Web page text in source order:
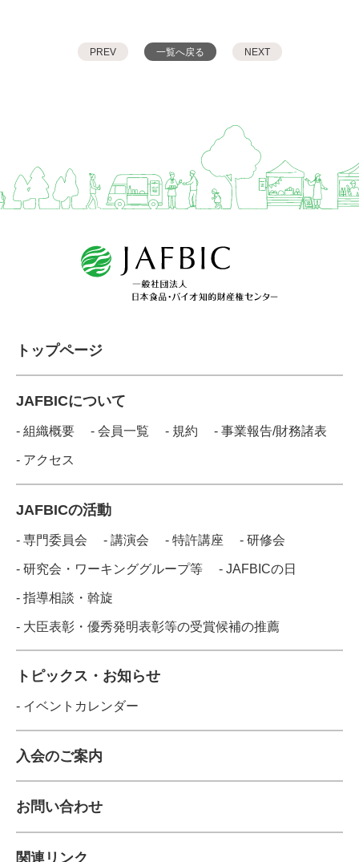
PREV 一覧へ戻る NEXT
トップページ
JAFBICについて
- 組織概要 - 会員一覧 - 規約 - 事業報告/財務諸表
- アクセス
JAFBICの活動
- 専門委員会 - 講演会 - 特許講座 - 研修会
- 研究会・ワーキンググループ等 - JAFBICの日
- 指導相談・斡旋
- 大臣表彰・優秀発明表彰等の受賞候補の推薦
トピックス・お知らせ
- イベントカレンダー
入会のご案内
お問い合わせ
関連リンク